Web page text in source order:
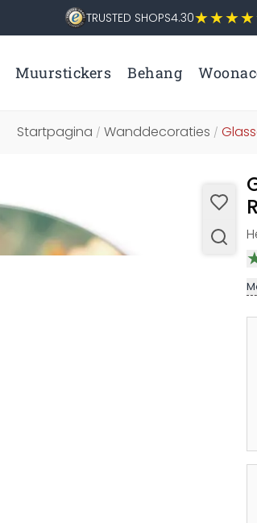
TRUSTED SHOPS4.30
Muurstickers Behang
Startpagina / Wanddecoraties /